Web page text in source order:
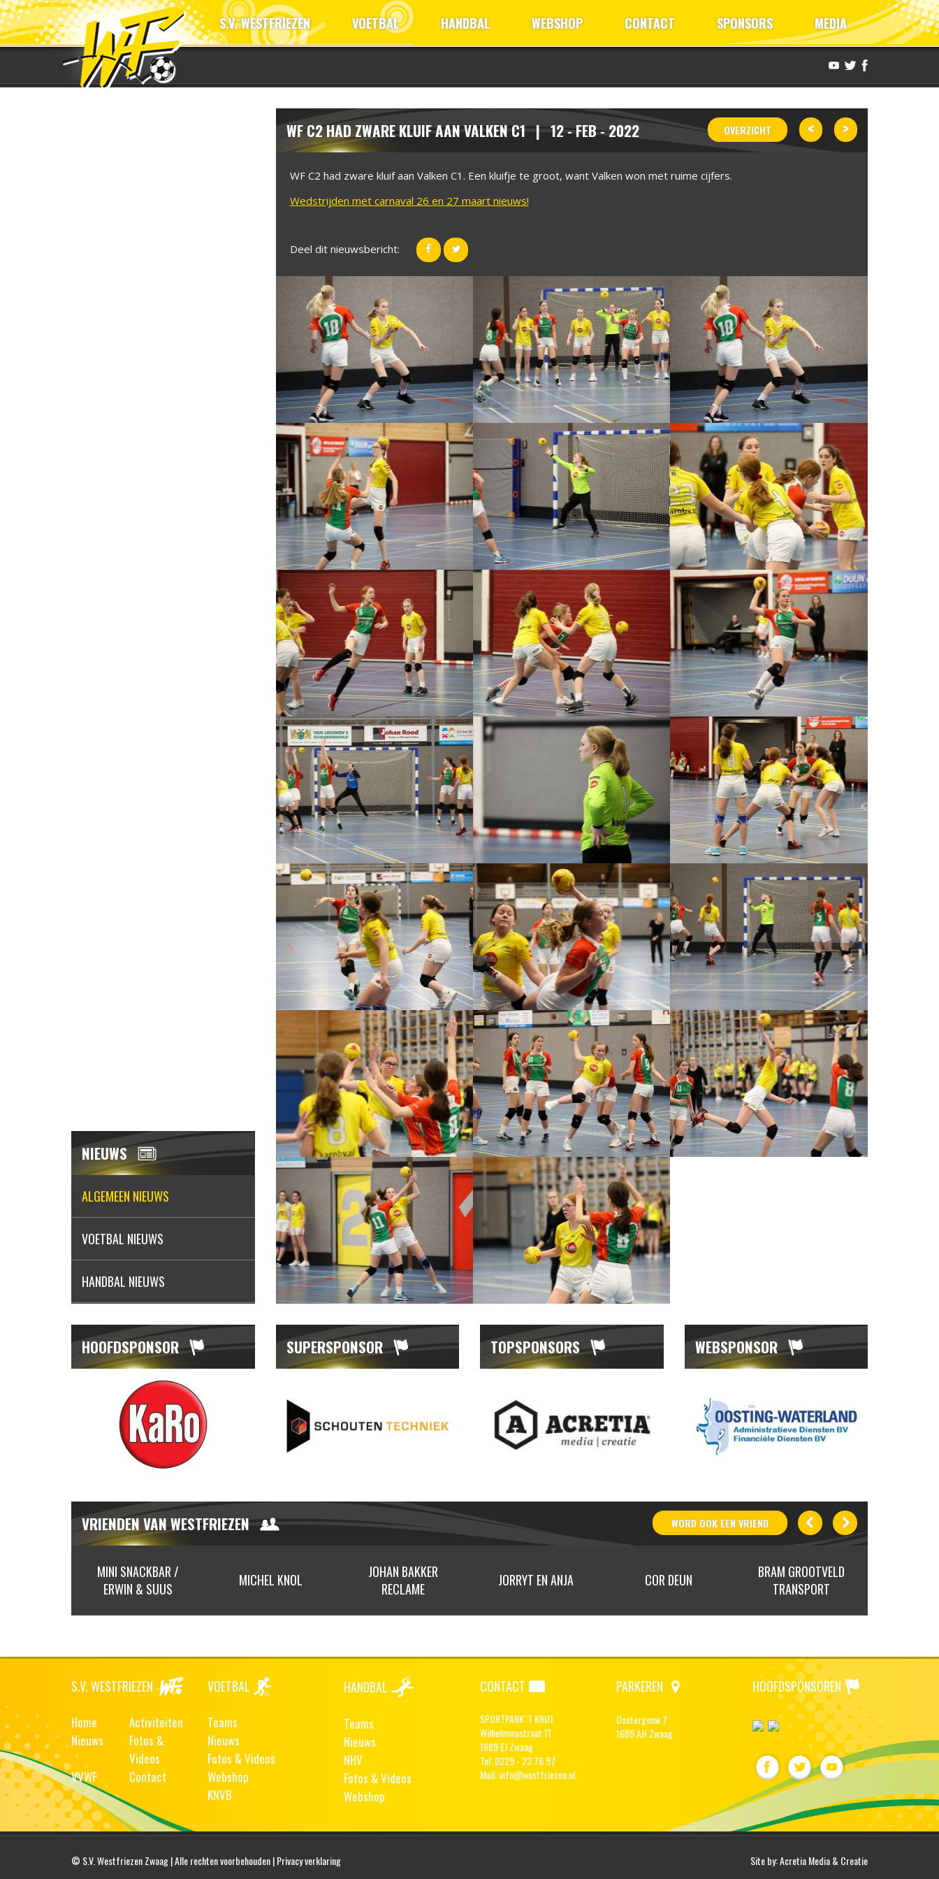
S.V. WESTFRIEZEN VOETBAL HANDBAL WEBSHOP CONTACT SPONSORS MEDIA
NIEUWS
ALGEMEEN NIEUWS
VOETBAL NIEUWS
HANDBAL NIEUWS
WF C2 HAD ZWARE KLUIF AAN VALKEN C1 | 12 - FEB - 2022 OVERZICHT < >
WF C2 had zware kluif aan Valken C1. Een kluifje te groot, want Valken won met ruime cijfers.
Wedstrijden met carnaval 26 en 27 maart nieuws!
Deel dit nieuwsbericht:
HOOFDSPONSOR SUPERSPONSOR TOPSPONSORS WEBSPONSOR
VRIENDEN VAN WESTFRIEZEN WORD OOK EENVRIEND
MICHEL KNOL
JOHAN BAKKER
RECLAME
JORRYT EN ANJA COR DEUN
BRAM GROOTVELD
TRANSPORT
HANS HOOGLAND
S.V. WESTFRIEZEN
Home
Activiteiten
Nieuws
Fotos &
Videos
VVWF
Contact
VOETBAL
Teams
Nieuws
Fotos & Videos
Webshop
KNVB
HANDBAL
Teams
Nieuws
NHV
Fotos & Videos
Webshop
CONTACT
SPORTPARK 'T KRIJT
Wilhelminastraat 11
1689 EJ Zwaag
Tel: 0229 - 23 76 97
Mail:info@westfriezen.nl
PARKEREN
Oostergouw 7
1689 AH Zwaag
HOOFDSPONSOREN
© S.V. Westfriezen Zwaag | Alle rechten voorbehouden |Privacy verklaring Site by:Acretia Media & Creatie